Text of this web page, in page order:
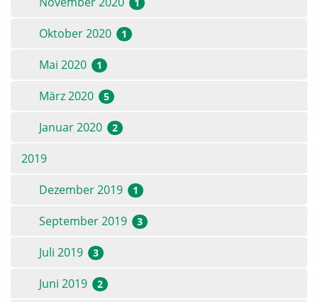
Oktober 2020 1
Mai 2020 1
März 2020 5
Januar 2020 2
2019
Dezember 2019
1
September 2019 3
Juli 2019 3
Juni 2019 2